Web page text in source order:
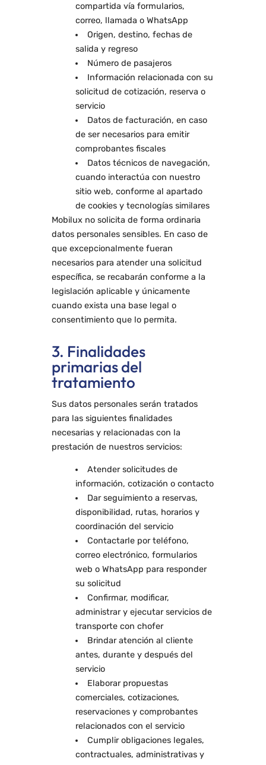
compartida vía formularios,
correo, llamada o WhatsApp
Origen, destino, fechas de
salida y regreso
Número de pasajeros
Información relacionada con su
solicitud de cotización, reserva o
servicio
Datos de facturación, en caso
de ser necesarios para emitir
comprobantes fiscales
Datos técnicos de navegación,
cuando interactúa con nuestro
sitio web, conforme al apartado
de cookies y tecnologías similares
Mobilux no solicita de forma ordinaria
datos personales sensibles. En caso de
que excepcionalmente fueran
necesarios para atender una solicitud
específica, se recabarán conforme a la
legislación aplicable y únicamente
cuando exista una base legal o
consentimiento que lo permita.
3. Finalidades
primarias del
tratamiento
Sus datos personales serán tratados
para las siguientes finalidades
necesarias y relacionadas con la
prestación de nuestros servicios:
Atender solicitudes de
información, cotización o contacto
Dar seguimiento a reservas,
disponibilidad, rutas, horarios y
coordinación del servicio
Contactarle por teléfono,
correo electrónico, formularios
web o WhatsApp para responder
su solicitud
Confirmar, modificar,
administrar y ejecutar servicios de
transporte con chofer
Brindar atención al cliente
antes, durante y después del
servicio
Elaborar propuestas
comerciales, cotizaciones,
reservaciones y comprobantes
relacionados con el servicio
Cumplir obligaciones legales,
contractuales, administrativas y